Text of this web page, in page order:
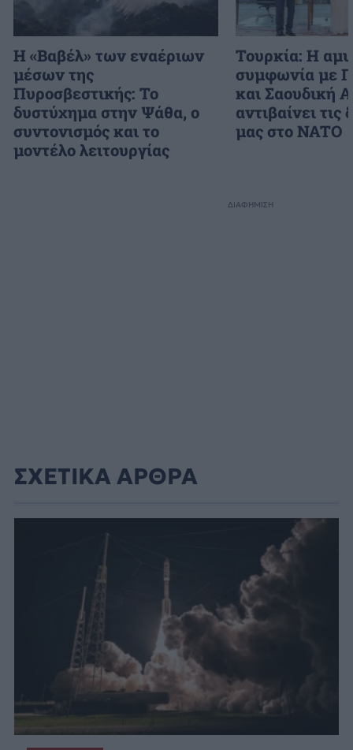
H «Βαβέλ» των εναέριων
μέσων της
Πυροσβεστικής: Το
δυστύχημα στην Ψάθα, ο
συντονισμός και το
μοντέλο λειτουργίας
Τουρκία: Η
συμφωνία με
και Σαουδική
αντιβαίνει τις
μας στο NATO
ΔΙΑΦΗΜΙΣΗ
ΣΧΕΤΙΚΑ ΑΡΘΡΑ